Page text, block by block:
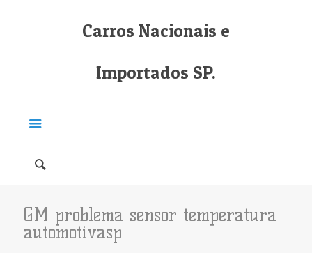
Carros Nacionais e
Importados SP.
GM problema sensor temperatura
automotivasp